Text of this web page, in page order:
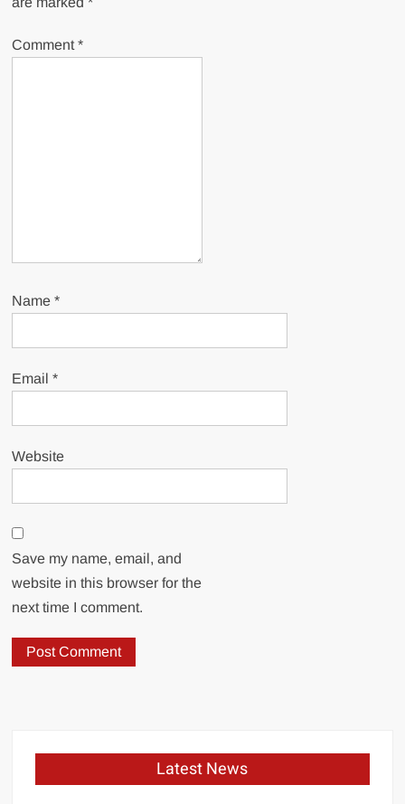
Comment*
Name*
Email*
Website
Save my name, email, and
website in this browser for the
next time I comment.
Latest News